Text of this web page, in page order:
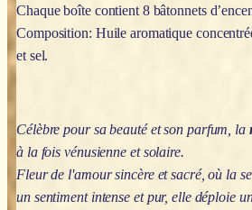
Chaque boîte contient 8 bâtonnets
Composition: Huile aromatique
et sel.
Célèbre pour sa beauté et son parfum, la
à la fois vénusienne et solaire.
Fleur de l'amour sincère et sacré, où la
un sentiment intense et pur, elle déploie